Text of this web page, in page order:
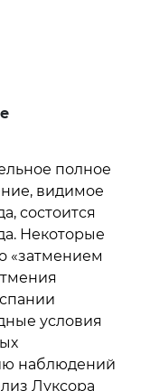
полное
видимое
состоится
Некоторые
«затмением
условия
наблюдений
Луксора